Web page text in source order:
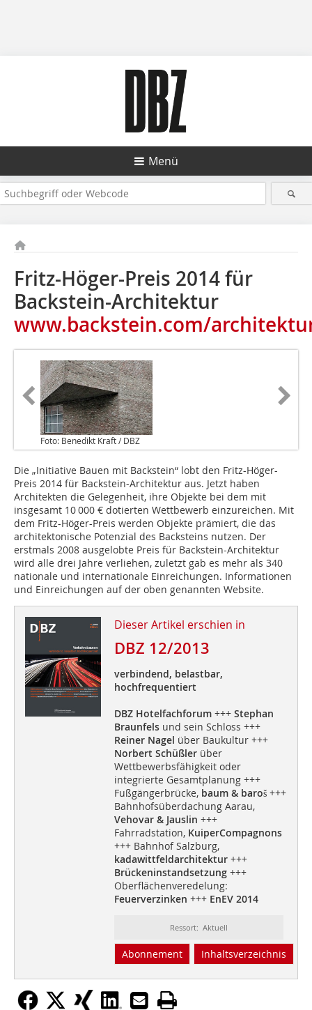
Menü
Fritz-Höger-Preis 2014 für
Backstein-Architektur
www.backstein.com/
Foto: Benedikt Kraft / DBZ
Die „Initiative Bauen mit Backstein“ lobt den Fritz-Höger-
Preis 2014 für Backstein-Architektur aus. Jetzt haben
Architekten die Gelegenheit, ihre Objekte bei dem mit
insgesamt 10 000 € dotierten Wettbewerb einzureichen. Mit
dem Fritz-Höger-Preis werden Objekte prämiert, die das
architektonische Potenzial des Backsteins nutzen. Der
erstmals 2008 ausgelobte Preis für Backstein-Architektur
wird alle drei Jahre verliehen, zuletzt gab es mehr als 340
nationale und internationale Einreichun­gen. Informationen
und Einreichungen auf der oben genannten Website.
Dieser Artikel erschien in
DBZ 12/2013
verbindend, belastbar,
hochfrequentiert
DBZ Hotelfachforum+++ Stephan
Braunfelsund sein Schloss +++
Reiner Nagel über Baukultur +++
Norbert Schüßlerüber
Wettbewerbsfähigkeit oder
integrierte Gesamtplanung +++
Fußgängerbrücke,baum & baroš+++
Bahnhofsüberdachung Aarau,
Vehovar & Jauslin +++
Fahrradstation, KuiperCompagnons
+++ Bahnhof Salzburg,
kadawittfeldarchitektur+++
Brückeninstandsetzung+++
Oberflächenveredelung:
Feuerverzinken +++ EnEV 2014
Ressort: Aktuell
Abonnement Inhaltsverzeichnis